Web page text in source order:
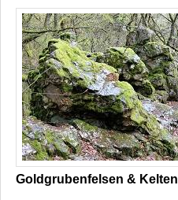
Goldgrubenfelsen & Kelten